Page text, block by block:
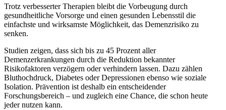
Trotz verbesserter Therapien bleibt die Vorbeugung durch
gesundheitliche Vorsorge und einen gesunden Lebensstil die
einfachste und wirksamste Möglichkeit, das Demenzrisiko zu
senken.
Studien zeigen, dass sich bis zu 45 Prozent aller
Demenzerkrankungen durch die Reduktion bekannter
Risikofaktoren verzögern oder verhindern lassen. Dazu zählen
Bluthochdruck, Diabetes oder Depressionen ebenso wie soziale
Isolation. Prävention ist deshalb ein entscheidender
Forschungsbereich – und zugleich eine Chance, die schon heute
jeder nutzen kann.